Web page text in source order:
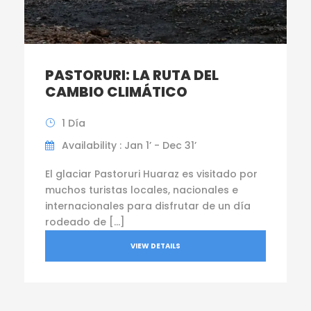
PASTORURI: LA RUTA DEL
CAMBIO CLIMÁTICO
1 Día
Availability : Jan 1’ - Dec 31’
El glaciar Pastoruri Huaraz es visitado por
muchos turistas locales, nacionales e
internacionales para disfrutar de un día
rodeado de […]
VIEW DETAILS